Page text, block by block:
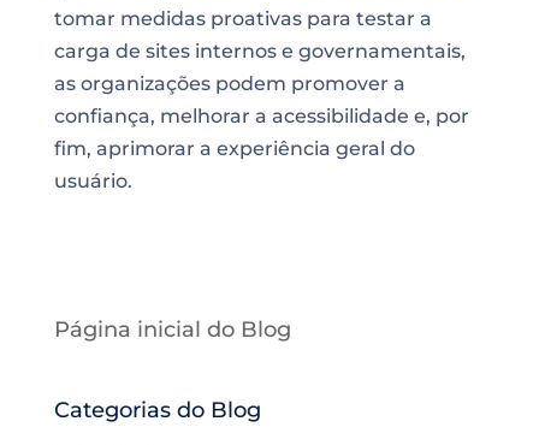
tomar medidas proativas para testar a
carga de sites internos e governamentais,
as organizações podem promover a
confiança, melhorar a acessibilidade e, por
fim, aprimorar a experiência geral do
usuário.
Página inicial do Blog
Categorias do Blog